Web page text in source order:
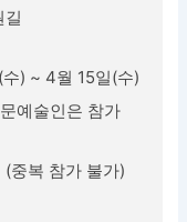
) ~ 4월 15일(수)
예술인은 참가
중복 참가 불가)